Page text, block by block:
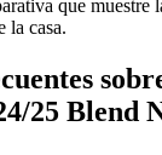
que muestre
la casa.
25 Blend